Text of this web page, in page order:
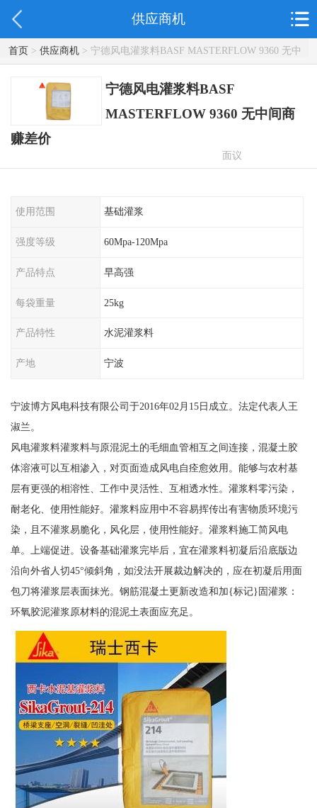
供应商机
首页> 供应商机> 宁德风电灌浆料BASF MASTERFLOW 9360 无中
间商赚差价
宁德风电灌浆料BASF
MASTERFLOW 9360 无中间商
赚差价
面议
使用范围 基础灌浆
强度等级 60Mpa-120Mpa
产品特点 早高强
每袋重量 25kg
产品特性 水泥灌浆料
产地 宁波
宁波博方风电科技有限公司于2016年02月15日成立。法定代表人王
淑兰。
风电灌浆料灌浆料与原混泥土的毛细血管相互之间连接，混凝土胶
体溶液可以互相渗入，对页面造成风电自痊愈效用。能够与农村基
层有更强的相溶性、工作中灵活性、互相透水性。灌浆料零污染，
耐老化、使用性能好。灌浆料应用中不容易挥传出有害物质环境污
染，且不灌浆易脆化，风化层，使用性能好。灌浆料施工简风电
单。上端促进。设备基础灌浆完毕后，宜在灌浆料初凝后沿底版边
沿向外省人切45°倾斜角，如没法开展裁边解决的，应在初凝后用面
包刀将灌浆层表面抹光。钢筋混凝土更新改造和加{标记}固灌浆：
环氧胶泥灌浆原材料的混泥土表面应充足。